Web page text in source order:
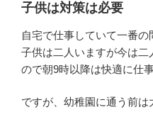
子供は対策は必要
自宅で仕事していて一番の
子供は二人いますが今は二
ので朝9時以降は快適に仕
ですが、幼稚園に通う前は